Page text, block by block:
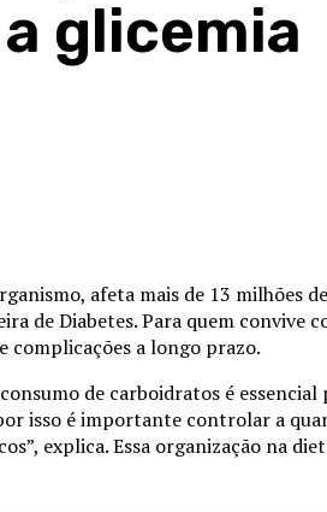
glicemia
afeta mais de 13 milhões
de Diabetes. Para quem convive
complicações a longo prazo.
de carboidratos é essencial
isso é importante controlar a
explica. Essa organização na